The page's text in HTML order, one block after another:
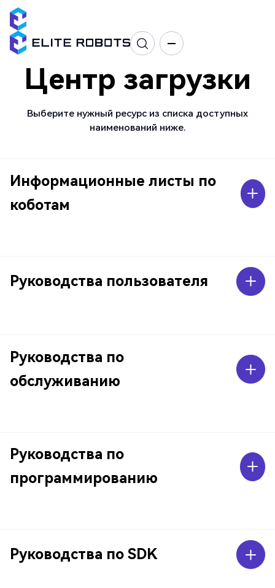
Центр загрузки
Выберите нужный ресурс из списка доступных
наименований ниже.
Информационные листы по
коботам
Руководства пользователя
Руководства по
обслуживанию
Руководства по
программированию
Руководства по SDK